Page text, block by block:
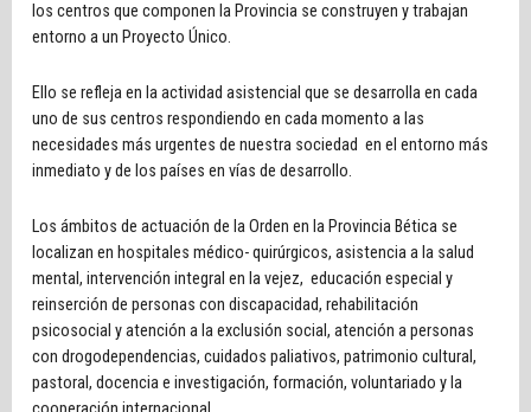
los centros que componen la Provincia se construyen y trabajan
entorno a un Proyecto Único.
Ello se refleja en la actividad asistencial que se desarrolla en cada
uno de sus centros respondiendo en cada momento a las
necesidades más urgentes de nuestra sociedad en el entorno más
inmediato y de los países en vías de desarrollo.
Los ámbitos de actuación de la Orden en la Provincia Bética se
localizan en hospitales médico- quirúrgicos, asistencia a la salud
mental, intervención integral en la vejez, educación especial y
reinserción de personas con discapacidad, rehabilitación
psicosocial y atención a la exclusión social, atención a personas
con drogodependencias, cuidados paliativos, patrimonio cultural,
pastoral, docencia e investigación, formación, voluntariado y la